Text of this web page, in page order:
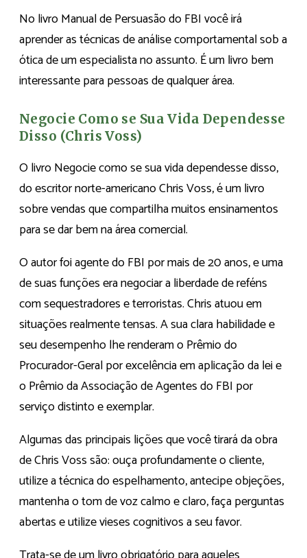
No livro Manual de Persuasão do FBI você irá
aprender as técnicas de análise comportamental sob a
ótica de um especialista no assunto. É um livro bem
interessante para pessoas de qualquer área.
Negocie Como se Sua Vida Dependesse
Disso (Chris Voss)
O livro Negocie como se sua vida dependesse disso,
do escritor norte-americano Chris Voss, é um livro
sobre vendas que compartilha muitos ensinamentos
para se dar bem na área comercial.
O autor foi agente do FBI por mais de 20 anos, e uma
de suas funções era negociar a liberdade de reféns
com sequestradores e terroristas. Chris atuou em
situações realmente tensas. A sua clara habilidade e
seu desempenho lhe renderam o Prêmio do
Procurador-Geral por excelência em aplicação da lei e
o Prêmio da Associação de Agentes do FBI por
serviço distinto e exemplar.
Algumas das principais lições que você tirará da obra
de Chris Voss são: ouça profundamente o cliente,
utilize a técnica do espelhamento, antecipe objeções,
mantenha o tom de voz calmo e claro, faça perguntas
abertas e utilize vieses cognitivos a seu favor.